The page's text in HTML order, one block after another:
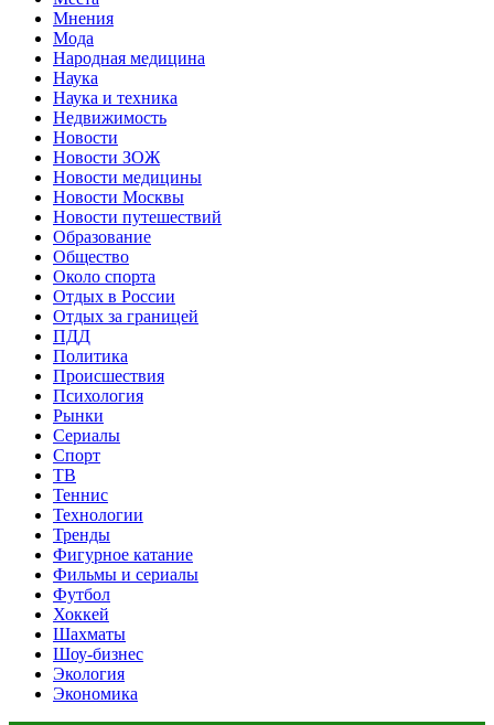
Мнения
Мода
Народная медицина
Наука
Наука и техника
Недвижимость
Новости
Новости ЗОЖ
Новости медицины
Новости Москвы
Новости путешествий
Образование
Общество
Около спорта
Отдых в России
Отдых за границей
ПДД
Политика
Происшествия
Психология
Рынки
Сериалы
Спорт
ТВ
Теннис
Технологии
Тренды
Фигурное катание
Фильмы и сериалы
Футбол
Хоккей
Шахматы
Шоу-бизнес
Экология
Экономика